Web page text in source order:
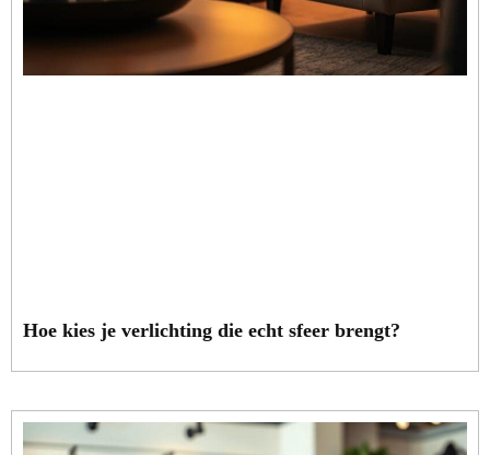
Hoe kies je verlichting die echt sfeer brengt?